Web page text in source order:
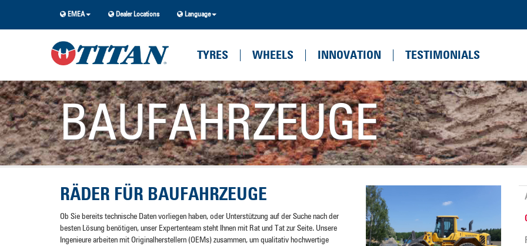
EMEA Dealer Locations Language
TYRES WHEELS INNOVATION TESTIMONIALS
BAUFAHRZEUGE
RÄDER FÜR BAUFAHRZEUGE
Ob Sie bereits technische Daten vorliegen haben, oder Unterstützung auf der Suche nach der
besten Lösung benötigen, unser Expertenteam steht Ihnen mit Rat und Tat zur Seite. Unsere
Ingenieure arbeiten mit Originalherstellern (OEMs) zusammen, um qualitativ hochwertige